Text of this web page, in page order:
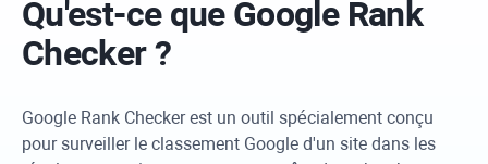
Qu'est-ce que Google Rank
Checker?
Google Rank Checkerest un outil spécialement conçu
pour surveiller le classement Google d'un site dans les